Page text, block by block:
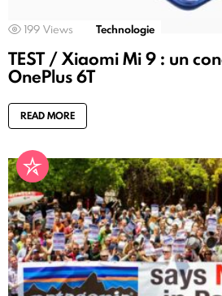
199 Views Technologie
TEST / Xiaomi Mi 9 : un
OnePlus 6T
READ MORE